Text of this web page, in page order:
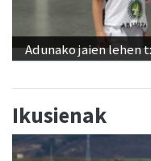
Adunako jaien lehen
Ikusienak